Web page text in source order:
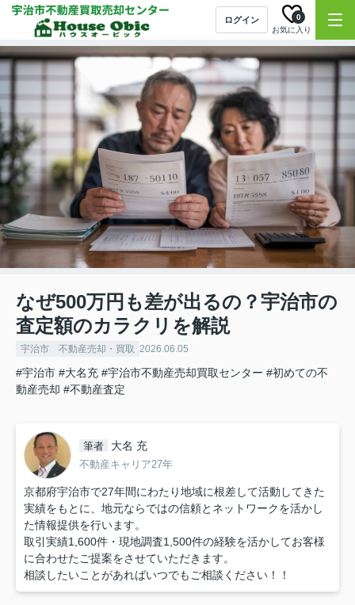
ログイン
お気に入り
0
なぜ500万円も差が出るの？宇治市の
査定額のカラクリを解説
宇治市 不動産売却・買取 2026.06.05
#宇治市 #大名充 #宇治市不動産売却買取センター #初めての不
動産売却 #不動産査定
筆者 大名 充
不動産キャリア27年
京都府宇治市で27年間にわたり地域に根差して活動してきた
実績をもとに、地元ならではの信頼とネットワークを活かし
た情報提供を行います。
取引実績1,600件・現地調査1,500件の経験を活かしてお客様
に合わせたご提案をさせていただきます。
相談したいことがあればいつでもご相談ください！！